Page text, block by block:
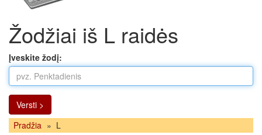
Žodžiai iš L raidės
Įveskite žodį:
Versti >
Pradžia » L